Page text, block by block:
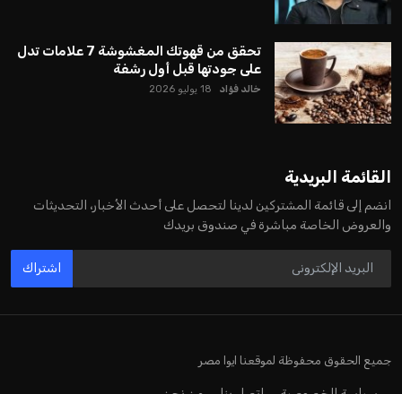
تحقق من قهوتك المغشوشة 7 علامات تدل
على جودتها قبل أول رشفة
خالد فؤاد 18 يوليو 2026
القائمة البريدية
انضم إلى قائمة المشتركين لدينا لتحصل على أحدث الأخبار، التحديثات
والعروض الخاصة مباشرة في صندوق بريدك
اشتراك
جميع الحقوق محفوظة لموقعنا ايوا مصر